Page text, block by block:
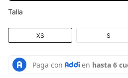
Talla
XS S